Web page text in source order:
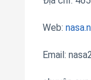
Web:
Email: